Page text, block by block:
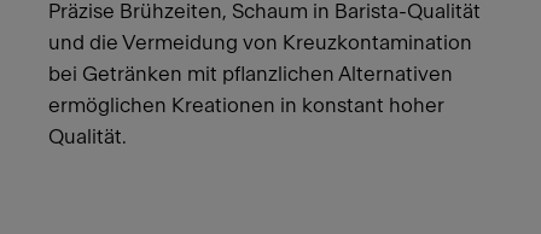
Präzise Brühzeiten, Schaum in Barista-Qualität
und die Vermeidung von Kreuzkontamination
bei Getränken mit pflanzlichen Alternativen
ermöglichen Kreationen in konstant hoher
Qualität.